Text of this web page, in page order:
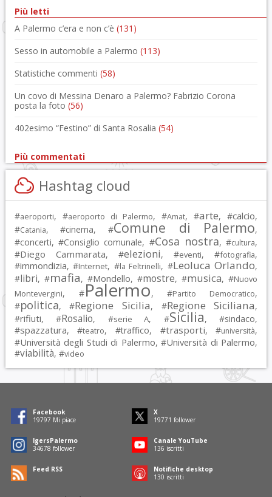
Più letti
A Palermo c’era e non c’è (131)
Sesso in automobile a Palermo (113)
Statistiche commenti (58)
Un covo di Messina Denaro a Palermo? Fabrizio Corona
posta la foto (56)
402esimo “Festino” di Santa Rosalia (54)
Più commentati
Hashtag cloud
#aeroporti, #aeroporto di Palermo, #Amat, #arte, #calcio,
#Catania, #cinema, #Comune di Palermo,
#concerti, #Consiglio comunale, #Cosa nostra, #cultura,
#Diego Cammarata, #elezioni, #eventi, #fotografia,
#immondizia, #Internet, #la Feltrinelli, #Leoluca Orlando,
#libri, #mafia, #Mondello, #mostre, #musica, #Nuovo
Montevergini, #Palermo, #Partito Democratico,
#politica, #Regione Sicilia, #Regione Siciliana,
#rifiuti, #Rosalio, #serie A, #Sicilia, #sindaco,
#spazzatura, #teatro, #traffico, #trasporti, #università,
#Università degli Studi di Palermo, #Università di Palermo,
#viabilità, #video
Facebook
19797 Mi piace
X
19771 follower
IgersPalermo
34678 follower
Canale YouTube
136 iscritti
Feed RSS
Notifiche desktop
130 iscritti